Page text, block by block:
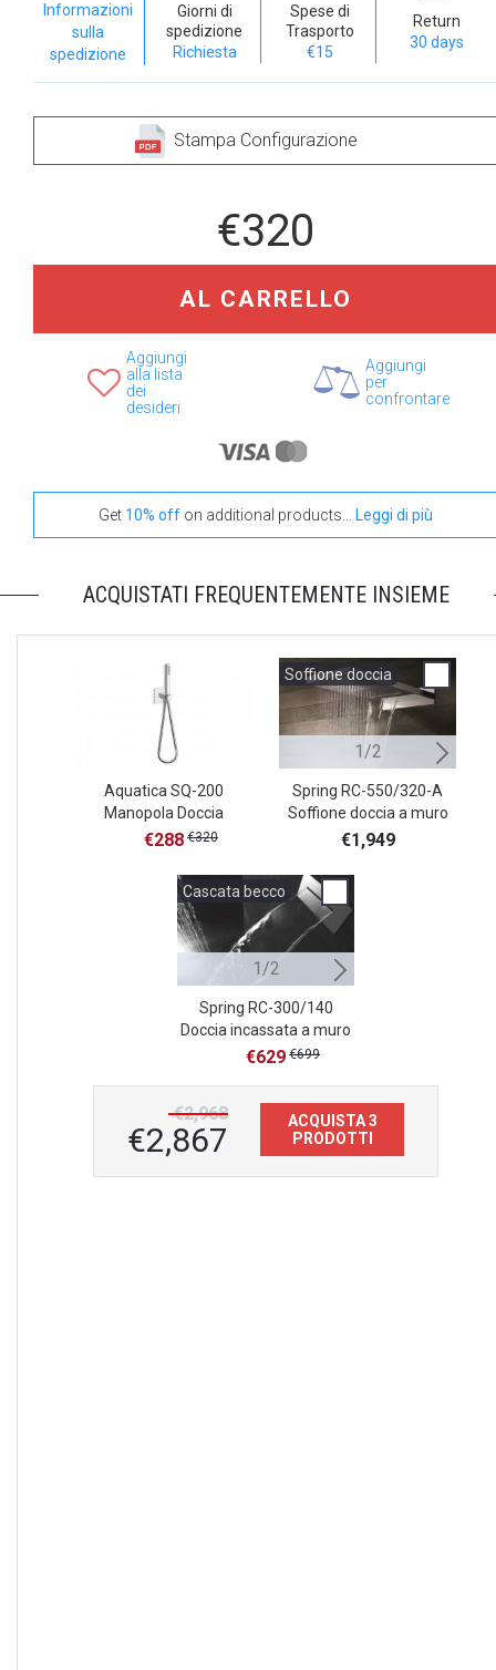
Informazioni
sulla
spedizione
Giorni di
spedizione
Richiesta
Spese di
Trasporto
€15
Return
30 days
Stampa Configurazione
€320
AL CARRELLO
Aggiungi
alla lista
dei
desideri
Aggiungi
per
confrontare
Get 10% off on additional products... Leggi di più
ACQUISTATI FREQUENTEMENTE INSIEME
Aquatica SQ-200
Manopola Doccia
Cromata con Tubo
€288 €320
Soffione doccia
1/2
Spring RC-550/320-A
Soffione doccia a muro
€1,949
Cascata becco
1/2
Spring RC-300/140
Doccia incassata a muro
effetto cascata
€629 €699
€2,968
€2,867
ACQUISTA 3
PRODOTTI